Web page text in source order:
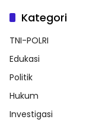
Kategori
TNI-POLRI
Edukasi
Politik
Hukum
Investigasi